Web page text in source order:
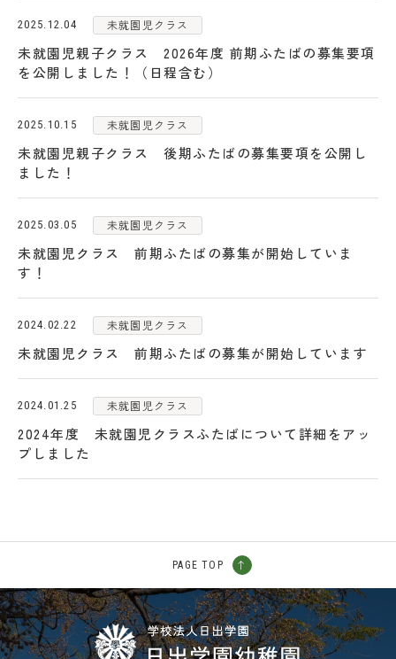
学校法人日出学園
日出学園幼稚園
日出学園小学校
日出学園中学校・高等学校
日出学園同窓会 ひので会 瑞穂会
このサイトについて
個人情報の取り扱いについて
2025.12.04 未就園児クラス
未就園児親子クラス 2026年度 前期ふたばの募集要項
を公開しました！（日程含む）
2025.10.15 未就園児クラス
未就園児親子クラス 後期ふたばの募集要項を公開し
ました！
2025.03.05 未就園児クラス
未就園児クラス 前期ふたばの募集が開始していま
す！
2024.02.22 未就園児クラス
未就園児クラス 前期ふたばの募集が開始しています
2024.01.25 未就園児クラス
2024年度 未就園児クラスふたばについて詳細をアッ
プしました
PAGE TOP